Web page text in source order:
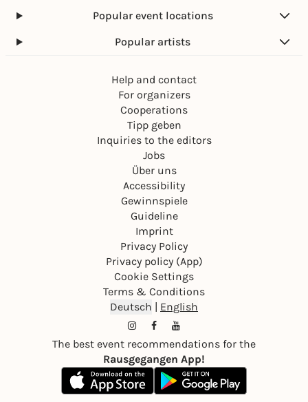
Popular event locations
Popular artists
Help and contact
For organizers
Cooperations
Tipp geben
Inquiries to the editors
Jobs
Über uns
Accessibility
Gewinnspiele
Guideline
Imprint
Privacy Policy
Privacy policy (App)
Cookie Settings
Terms & Conditions
Deutsch | English
The best event recommendations for the
Rausgegangen App!